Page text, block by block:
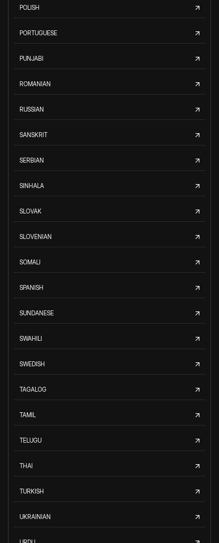
POLISH
PORTUGUESE
PUNJABI
ROMANIAN
RUSSIAN
SANSKRIT
SERBIAN
SINHALA
SLOVAK
SLOVENIAN
SOMALI
SPANISH
SUNDANESE
SWAHILI
SWEDISH
TAGALOG
TAMIL
TELUGU
THAI
TURKISH
UKRAINIAN